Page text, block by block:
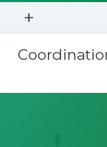
Menü
+
Mitmachen